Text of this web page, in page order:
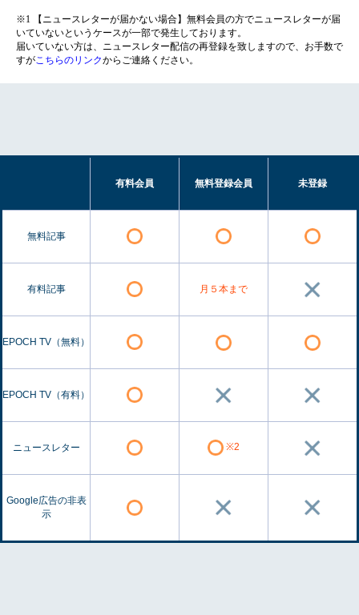
※1 【ニュースレターが届かない場合】無料会員の方でニュースレターが届
いていないというケースが一部で発生しております。
届いていない方は、ニュースレター配信の再登録を致しますので、お手数で
すがこちらのリンクからご連絡ください。
有料会員 無料登録会員 未登録
無料記事
有料記事 月５本まで
EPOCH TV（無料）
EPOCH TV（有料）
ニュースレター ※2
Google広告の非表
示